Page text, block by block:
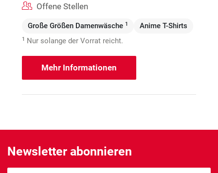
Offene Stellen
Große Größen Damenwäsche 1 Anime T-Shirts
1 Nur solange der Vorrat reicht.
Mehr Informationen
Newsletter abonnieren